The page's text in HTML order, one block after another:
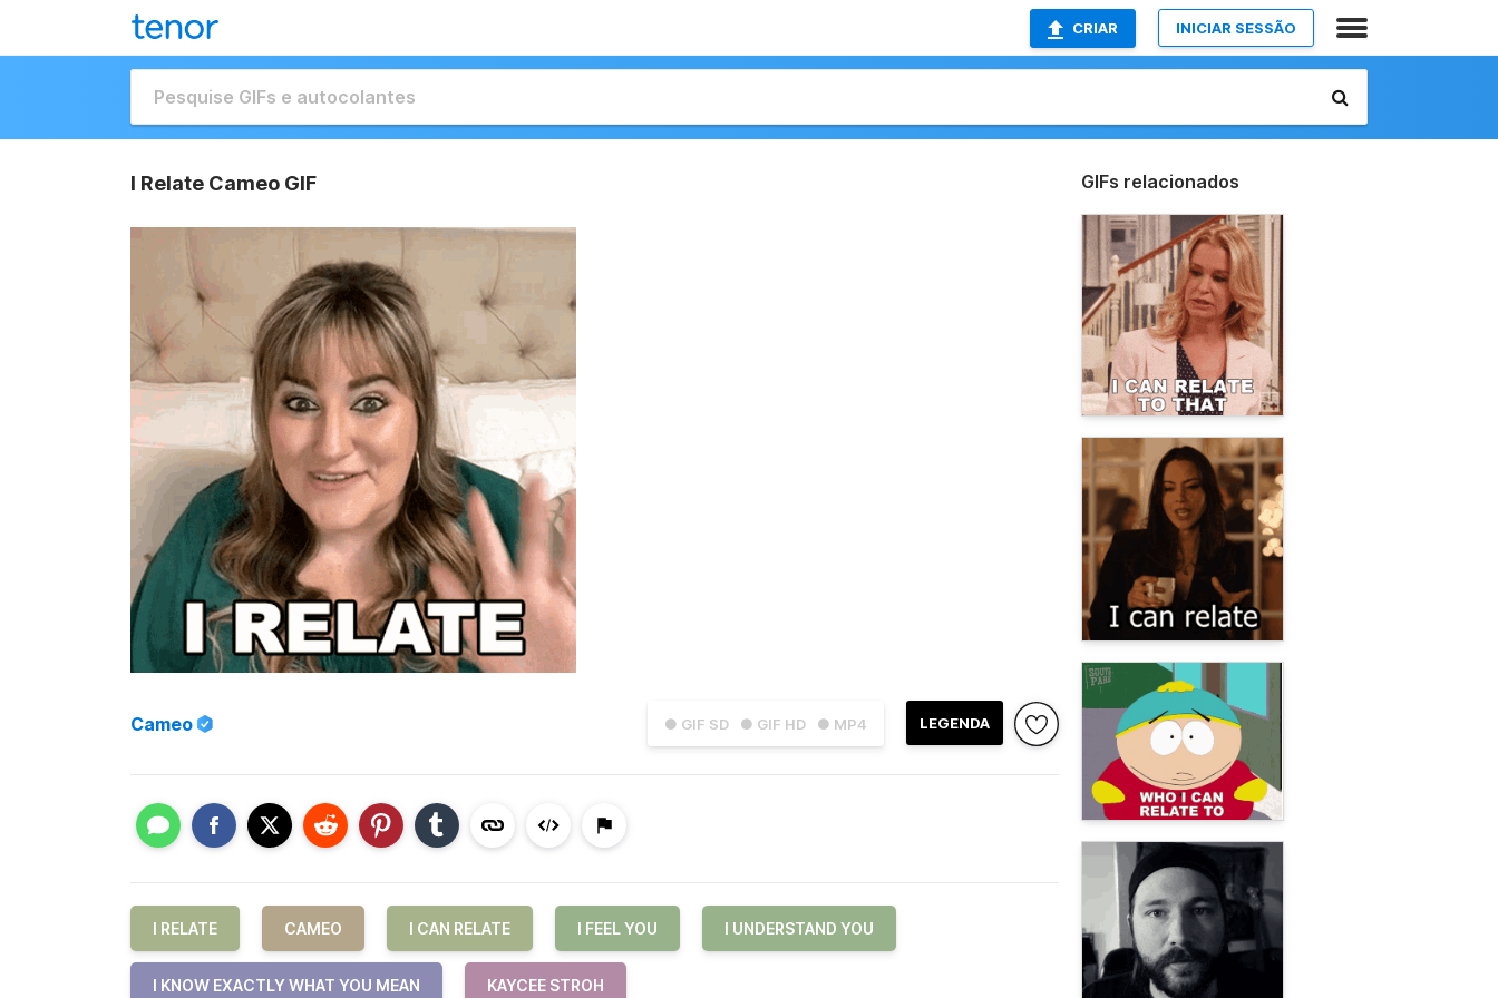
CRIAR INICIAR SESSÃO
I Relate Cameo GIF
● GIF SD ● GIF HD ● MP4 LEGENDA
Cameo
I RELATE CAMEO I CAN RELATE I FEEL YOU I UNDERSTAND YOU
I KNOW EXACTLY WHAT YOU MEAN KAYCEE STROH
GIFs relacionados